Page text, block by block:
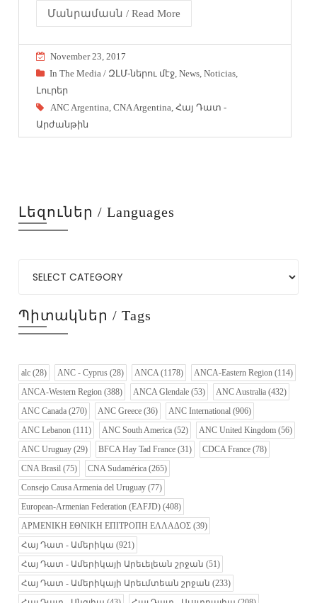
Մանրամասն / Read More
November 23, 2017
In The Media / ԶԼՄ-ներու մէջ,News,Noticias,
Լուրեր
ANC Argentina,CNA Argentina,Հայ Դատ -
Արժանթին
Լեզուներ / Languages
Պիտակներ / Tags
alc (28) ANC - Cyprus (28) ANCA(1178) ANCA-Eastern Region (114)
ANCA-Western Region (388) ANCA Glendale (53) ANC Australia (432)
ANC Canada (270) ANC Greece (36) ANC International (906)
ANC Lebanon (111) ANC South America (52) ANC United Kingdom (56)
ANC Uruguay (29) BFCA Hay Tad France (31) CDCA France (78)
CNA Brasil (75) CNA Sudamérica (265)
Consejo Causa Armenia del Uruguay (77)
European-Armenian Federation (EAFJD) (408)
ΑΡΜΕΝΙΚΗ ΕΘΝΙΚΗ ΕΠΙΤΡΟΠΗ ΕΛΛΑΔΟΣ (39)
Հայ Դատ - Ամերիկա (921)
Հայ Դատ - Ամերիկայի Արեւելեան շրջան (51)
Հայ Դատ - Ամերիկայի Արեւմտեան շրջան (233)